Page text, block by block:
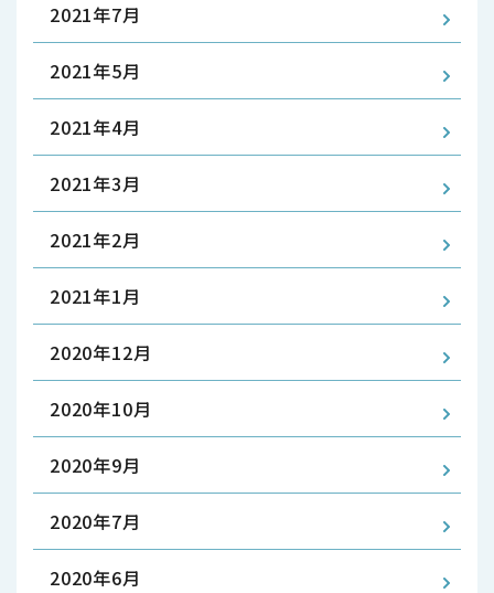
2021年7月
2021年5月
2021年4月
2021年3月
2021年2月
2021年1月
2020年12月
2020年10月
2020年9月
2020年7月
2020年6月